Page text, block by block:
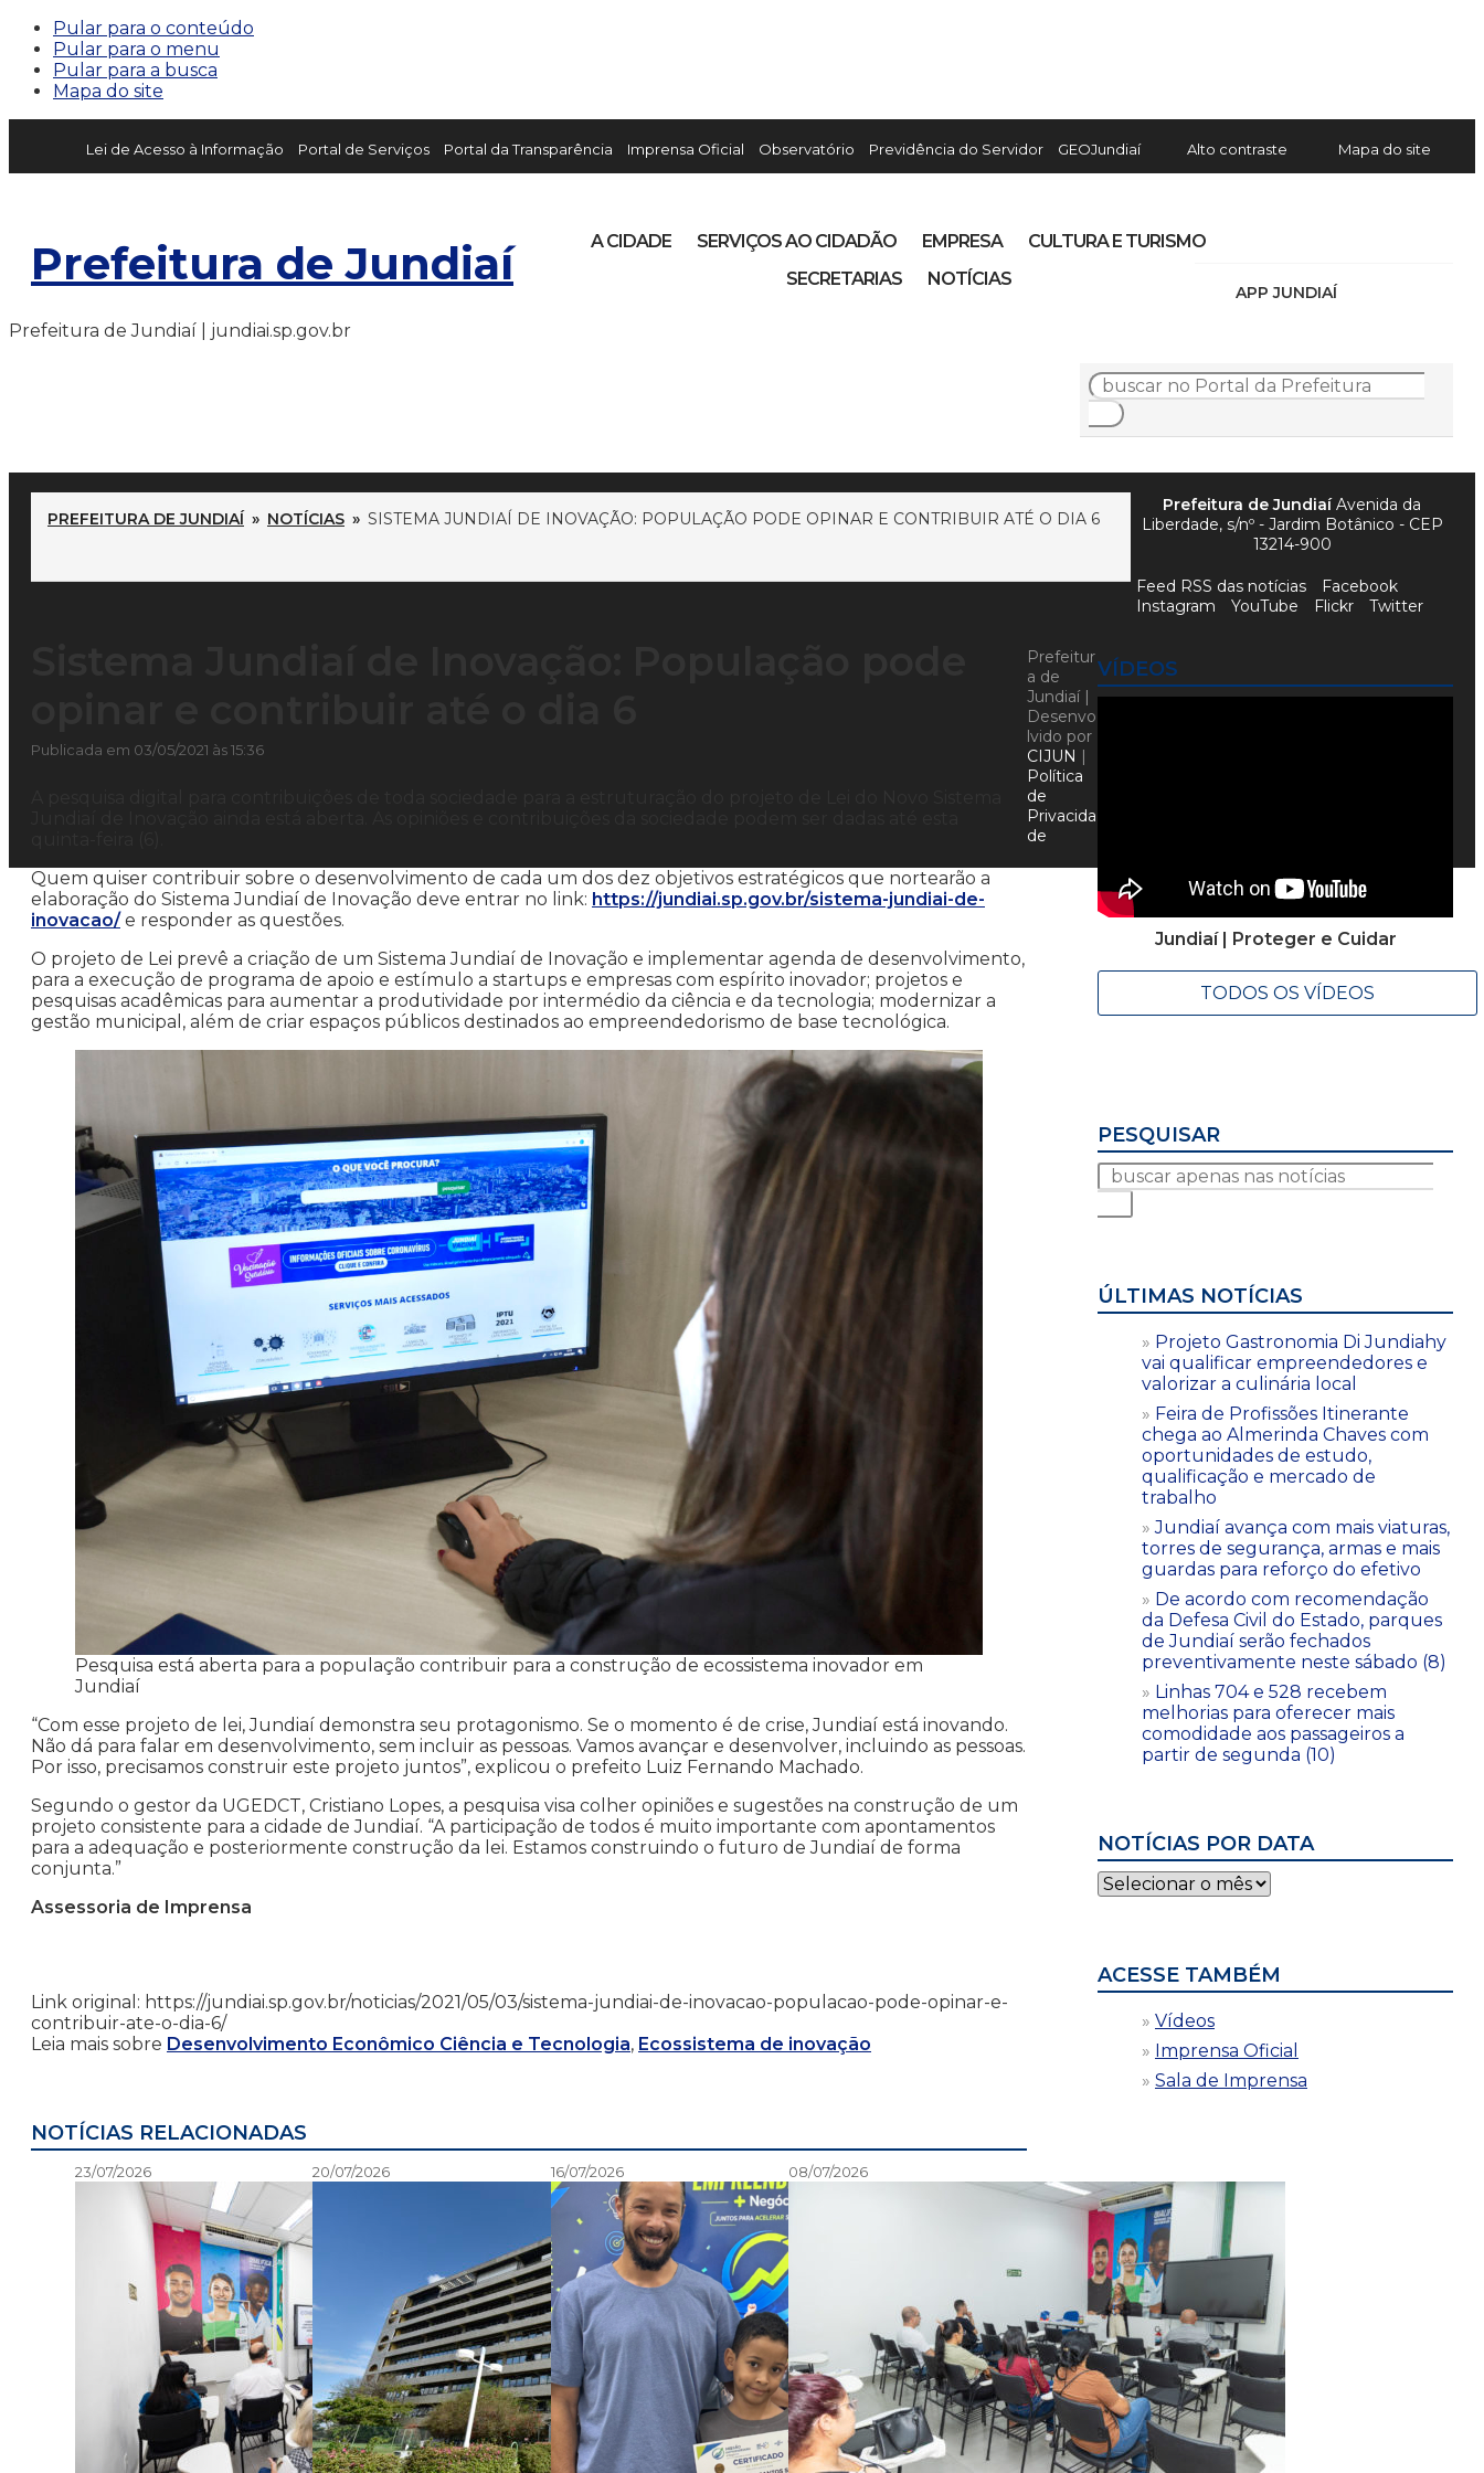
Pular para o conteúdo
Pular para o menu
Pular para a busca
Mapa do site
Lei de Acesso à Informação Portal de Serviços Portal da Transparência Imprensa Oficial Observatório Previdência do Servidor GEOJundiaí Alto contraste Mapa do site
Prefeitura de Jundiaí
APP JUNDIAÍ
A CIDADE SERVIÇOS AO CIDADÃO EMPRESA
CULTURA E TURISMO
SECRETARIAS
NOTÍCIAS
Prefeitura de Jundiaí | jundiai.sp.gov.br
PREFEITURA DE JUNDIAÍ » NOTÍCIAS » SISTEMA JUNDIAÍ DE INOVAÇÃO: POPULAÇÃO PODE OPINAR E CONTRIBUIR ATÉ O DIA 6
Publicada em 03/05/2021 às 15:36
Quem quiser contribuir sobre o desenvolvimento de cada um dos dez objetivos estratégicos que nortearão a
elaboração do Sistema Jundiaí de Inovação deve entrar no link: https://jundiai.sp.gov.br/sistema-jundiai-de-
inovacao/e responder as questões.
O projeto de Lei prevê a criação de um Sistema Jundiaí de Inovação e implementar agenda de desenvolvimento,
para a execução de programa de apoio e estímulo a startups e empresas com espírito inovador; projetos e
pesquisas acadêmicas para aumentar a produtividade por intermédio da ciência e da tecnologia; modernizar a
gestão municipal, além de criar espaços públicos destinados ao empreendedorismo de base tecnológica.
Pesquisa está aberta para a população contribuir para a construção de ecossistema inovador em
Jundiaí
“Com esse projeto de lei, Jundiaí demonstra seu protagonismo. Se o momento é de crise, Jundiaí está inovando.
Não dá para falar em desenvolvimento, sem incluir as pessoas. Vamos avançar e desenvolver, incluindo as pessoas.
Por isso, precisamos construir este projeto juntos”, explicou o prefeito Luiz Fernando Machado.
Segundo o gestor da UGEDCT, Cristiano Lopes, a pesquisa visa colher opiniões e sugestões na construção de um
projeto consistente para a cidade de Jundiaí. “A participação de todos é muito importante com apontamentos
para a adequação e posteriormente construção da lei. Estamos construindo o futuro de Jundiaí de forma
conjunta.”
Assessoria de Imprensa
Link original: https://jundiai.sp.gov.br/noticias/2021/05/03/sistema-jundiai-de-inovacao-populacao-pode-opinar-e-
contribuir-ate-o-dia-6/
Leia mais sobre Desenvolvimento Econômico Ciência e Tecnologia, Ecossistema de inovação
NOTÍCIAS RELACIONADAS
23/07/2026 20/07/2026 16/07/2026 08/07/2026
VÍDEOS
Jundiaí | Proteger e Cuidar
TODOS OS VÍDEOS
PESQUISAR
ÚLTIMAS NOTÍCIAS
Projeto Gastronomia Di Jundiahy
vai qualificar empreendedores e
valorizar a culinária local
Feira de Profissões Itinerante
chega ao Almerinda Chaves com
oportunidades de estudo,
qualificação e mercado de
trabalho
Jundiaí avança com mais viaturas,
torres de segurança, armas e mais
guardas para reforço do efetivo
De acordo com recomendação
da Defesa Civil do Estado, parques
de Jundiaí serão fechados
preventivamente neste sábado (8)
Linhas 704 e 528 recebem
melhorias para oferecer mais
comodidade aos passageiros a
partir de segunda (10)
NOTÍCIAS POR DATA
Notícias
por
ACESSE TAMBÉM
Vídeos
Imprensa Oficial
Sala de Imprensa
Prefeitura de JundiaíAvenida da
Liberdade, s/nº - Jardim Botânico - CEP
13214-900
Feed RSS das notícias
Facebook
Instagram
YouTube Flickr Twitter
Prefeitur
a de
Jundiaí |
Desenvo
lvido por
CIJUN |
Política
de
Privacida
de